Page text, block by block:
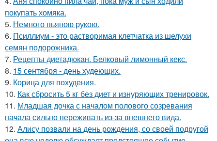
покупать хомяка.
5. Немного пьяною рукою.
6. Псиллиум - это растворимая клетчатка из шелухи
семян подорожника.
7. Рецепты диетадюкан. Белковый лимонный кекс.
8. 15 сентября - день худеющих.
9. Корица для похудения.
10. Как сбросить 5 кг без диет и изнуряющих тренировок.
11. Младшая дочка с началом полового созревания
начала сильно переживать из-за внешнего вида.
12. Алису позвали на день рождения, со своей подругой